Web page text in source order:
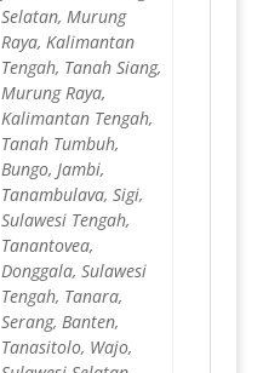
Selatan, Murung
Raya, Kalimantan
Tengah, Tanah Siang,
Murung Raya,
Kalimantan Tengah,
Tanah Tumbuh,
Bungo, Jambi,
Tanambulava, Sigi,
Sulawesi Tengah,
Tanantovea,
Donggala, Sulawesi
Tengah, Tanara,
Serang, Banten,
Tanasitolo, Wajo,